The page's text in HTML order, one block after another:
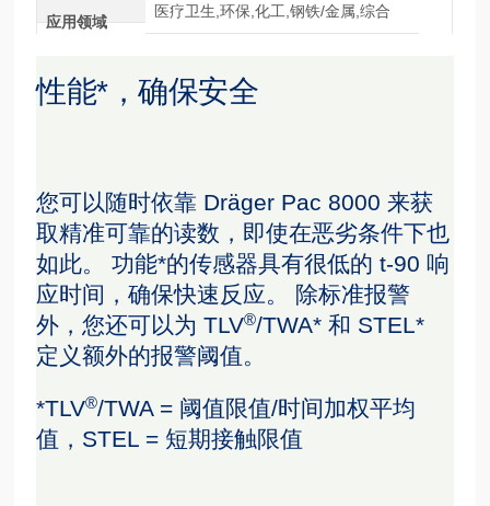
应用领域
医疗卫生,环保,化工,钢铁/金属,综合
性能*，确保安全
您可以随时依靠 Dräger Pac 8000 来获
取精准可靠的读数，即使在恶劣条件下也
如此。 功能*的传感器具有很低的 t-90 响
应时间，确保快速反应。 除标准报警
外，您还可以为 TLV®/TWA* 和 STEL*
定义额外的报警阈值。
*TLV®/TWA = 阈值限值/时间加权平均
值，STEL = 短期接触限值